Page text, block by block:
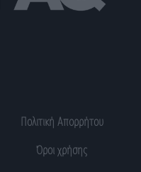
Πολιτική Απορρήτου
Όροι χρήσης